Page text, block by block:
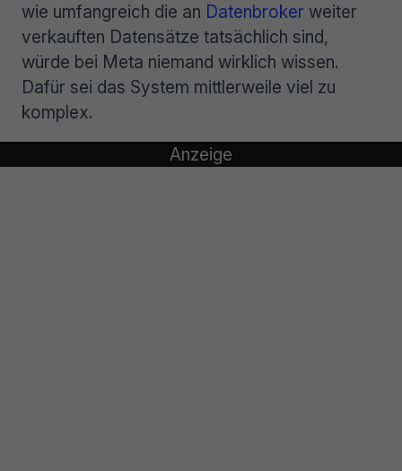
wie umfangreich die an Datenbroker weiter
verkauften Datensätze tatsächlich sind,
würde bei Meta niemand wirklich wissen.
Dafür sei das System mittlerweile viel zu
komplex.